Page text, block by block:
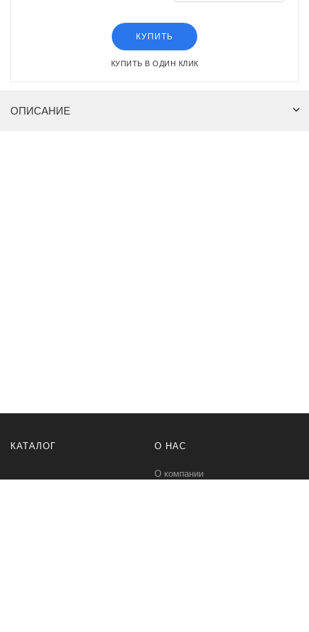
КУПИТЬ
КУПИТЬ В ОДИН КЛИК
ОПИСАНИЕ
КАТАЛОГ О НАС
О компании